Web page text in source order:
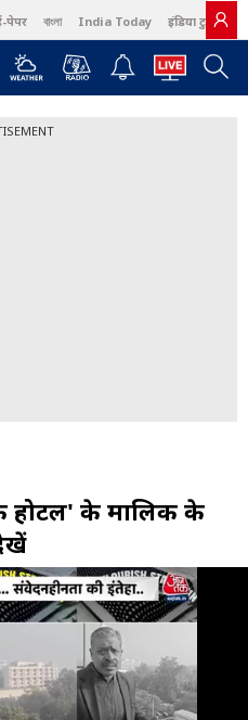
पेपर বাংলা India Today इंडिया टुडे हिंदी
होटल' के माल‍िक के